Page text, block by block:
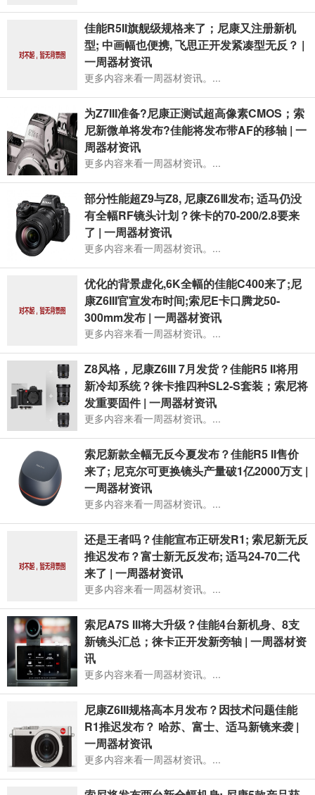
佳能R5II旗舰级规格来了；尼康又注册新机
型; 中画幅也便携, 飞思正开发紧凑型无反？ |
一周器材资讯
更多内容来看一周器材资讯。...
为Z7III准备?尼康正测试超高像素CMOS；索
尼新微单将发布?佳能将发布带AF的移轴 | 一
周器材资讯
更多内容来看一周器材资讯。...
部分性能超Z9与Z8, 尼康Z6Ⅲ发布; 适马仍没
有全幅RF镜头计划？徕卡的70-200/2.8要来
了 | 一周器材资讯
更多内容来看一周器材资讯。...
优化的背景虚化,6K全幅的佳能C400来了;尼
康Z6III官宣发布时间;索尼E卡口腾龙50-
300mm发布 | 一周器材资讯
更多内容来看一周器材资讯。...
Z8风格，尼康Z6III 7月发货？佳能R5 II将用
新冷却系统？徕卡推四种SL2-S套装；索尼将
发重要固件 | 一周器材资讯
更多内容来看一周器材资讯。...
索尼新款全幅无反今夏发布？佳能R5 II售价
来了; 尼克尔可更换镜头产量破1亿2000万支 |
一周器材资讯
更多内容来看一周器材资讯。...
还是王者吗？佳能宣布正研发R1; 索尼新无反
推迟发布？富士新无反发布; 适马24-70二代
来了 | 一周器材资讯
更多内容来看一周器材资讯。...
索尼A7S III将大升级？佳能4台新机身、8支
新镜头汇总；徕卡正开发新旁轴 | 一周器材资
讯
更多内容来看一周器材资讯。...
尼康Z6III规格高本月发布？因技术问题佳能
R1推迟发布？ 哈苏、富士、适马新镜来袭 |
一周器材资讯
更多内容来看一周器材资讯。...